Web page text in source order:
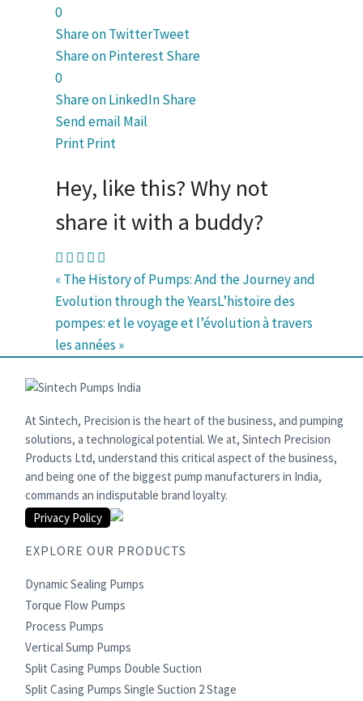
0
Share on TwitterTweet
Share on PinterestShare
0
Share on LinkedInShare
Send email Mail
PrintPrint
Hey, like this? Why not
share it with a buddy?
« The History of Pumps: And the Journey and
Evolution through the YearsL’histoire des
pompes: et le voyage et l’évolution à travers
les années »
At Sintech, Precision is the heart of the business, and pumping
solutions, a technological potential. We at, Sintech Precision
Products Ltd, understand this critical aspect of the business,
and being one of the biggest pump manufacturers in India,
commands an indisputable brand loyalty.
Privacy Policy
EXPLORE OUR PRODUCTS
Dynamic Sealing Pumps
Torque Flow Pumps
Process Pumps
Vertical Sump Pumps
Split Casing Pumps Double Suction
Split Casing Pumps Single Suction 2 Stage